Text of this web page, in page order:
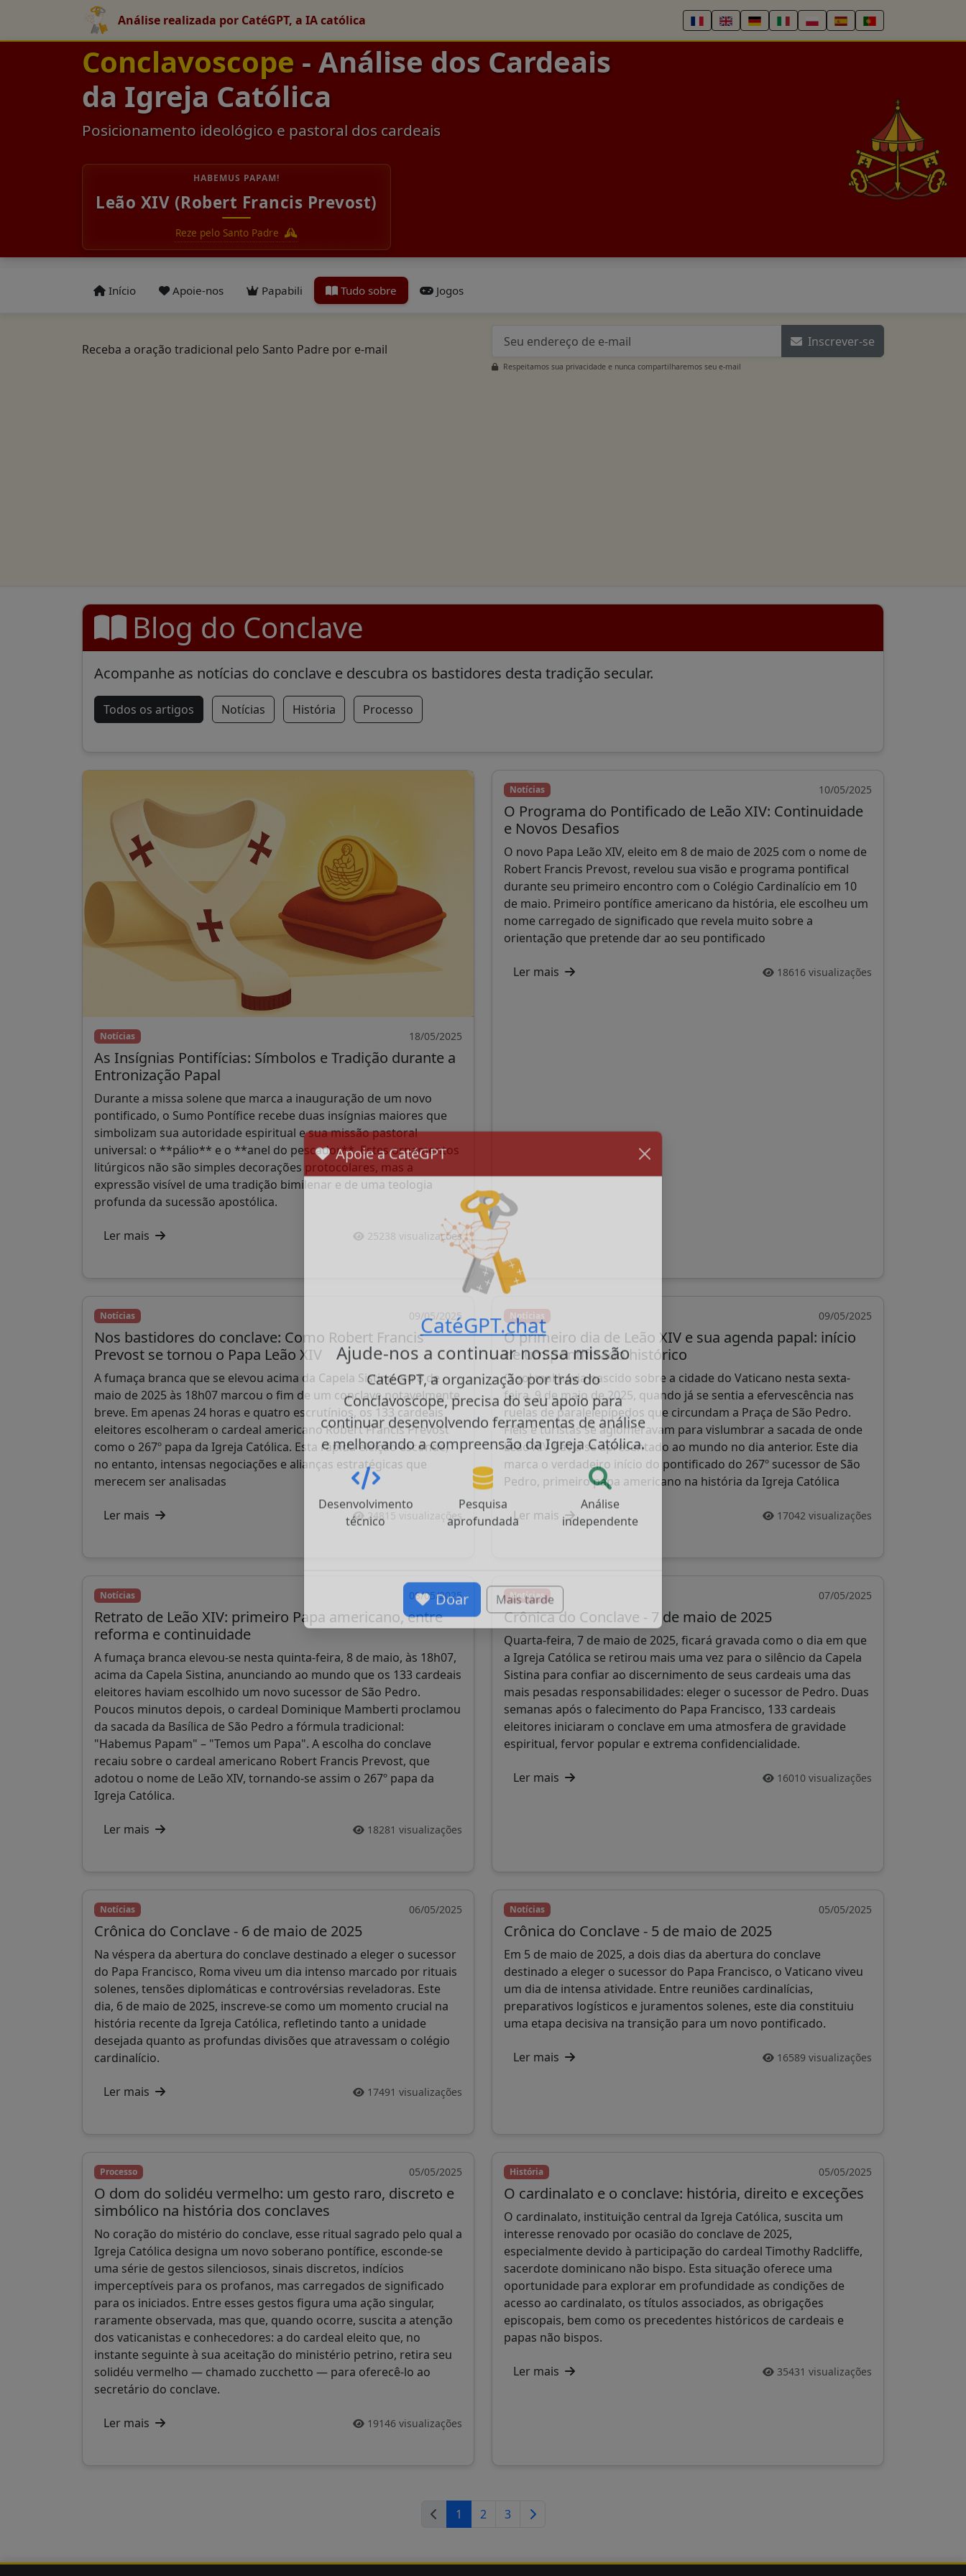
Análise realizada por CatéGPT, a IA católica
Conclavoscope - Análise dos Cardeais
da Igreja Católica
Posicionamento ideológico e pastoral dos cardeais
HABEMUS PAPAM!
Leão XIV (Robert Francis Prevost)
Reze pelo Santo Padre
Início Apoie-nos Papabili Tudo sobre Jogos
Receba a oração tradicional pelo Santo Padre por e-mail Inscrever-se
Respeitamos sua privacidade e nunca compartilharemos seu e-mail
Blog do Conclave
Acompanhe as notícias do conclave e descubra os bastidores desta tradição secular.
Todos os artigos Notícias História Processo
Notícias 18/05/2025
As Insígnias Pontifícias: Símbolos e Tradição durante a
Entronização Papal
Durante a missa solene que marca a inauguração de um novo
pontificado, o Sumo Pontífice recebe duas insígnias maiores que
simbolizam sua autoridade espiritual e sua missão pastoral
universal: o **pálio** e o **anel do pescador**. Estes ornamentos
litúrgicos não são simples decorações protocolares, mas a
expressão visível de uma tradição bimilenar e de uma teologia
profunda da sucessão apostólica.
Ler mais 25238 visualizações
Notícias 10/05/2025
O Programa do Pontificado de Leão XIV: Continuidade
e Novos Desafios
O novo Papa Leão XIV, eleito em 8 de maio de 2025 com o nome de
Robert Francis Prevost, revelou sua visão e programa pontifical
durante seu primeiro encontro com o Colégio Cardinalício em 10
de maio. Primeiro pontífice americano da história, ele escolheu um
nome carregado de significado que revela muito sobre a
orientação que pretende dar ao seu pontificado
Ler mais 18616 visualizações
Notícias 09/05/2025
Nos bastidores do conclave: Como Robert Francis
Prevost se tornou o Papa Leão XIV
A fumaça branca que se elevou acima da Capela Sistina em 8 de
maio de 2025 às 18h07 marcou o fim de um conclave notavelmente
breve. Em apenas 24 horas e quatro escrutínios, os 133 cardeais
eleitores escolheram o cardeal americano Robert Francis Prevost
como o 267º papa da Igreja Católica. Esta rápida eleição esconde,
no entanto, intensas negociações e alianças estratégicas que
merecem ser analisadas
Ler mais 24815 visualizações
Notícias 09/05/2025
O primeiro dia de Leão XIV e sua agenda papal: início
de um pontificado histórico
O sol mal havia nascido sobre a cidade do Vaticano nesta sexta-
feira, 9 de maio de 2025, quando já se sentia a efervescência nas
ruelas de paralelepípedos que circundam a Praça de São Pedro.
Fiéis e turistas se aglomeravam para vislumbrar a sacada de onde
Leão XIV havia se apresentado ao mundo no dia anterior. Este dia
marca o verdadeiro início do pontificado do 267º sucessor de São
Pedro, primeiro papa americano na história da Igreja Católica
Ler mais 17042 visualizações
Notícias 08/05/2025
Retrato de Leão XIV: primeiro Papa americano, entre
reforma e continuidade
A fumaça branca elevou-se nesta quinta-feira, 8 de maio, às 18h07,
acima da Capela Sistina, anunciando ao mundo que os 133 cardeais
eleitores haviam escolhido um novo sucessor de São Pedro.
Poucos minutos depois, o cardeal Dominique Mamberti proclamou
da sacada da Basílica de São Pedro a fórmula tradicional:
"Habemus Papam" – "Temos um Papa". A escolha do conclave
recaiu sobre o cardeal americano Robert Francis Prevost, que
adotou o nome de Leão XIV, tornando-se assim o 267º papa da
Igreja Católica.
Ler mais 18281 visualizações
Notícias 07/05/2025
Crônica do Conclave - 7 de maio de 2025
Quarta-feira, 7 de maio de 2025, ficará gravada como o dia em que
a Igreja Católica se retirou mais uma vez para o silêncio da Capela
Sistina para confiar ao discernimento de seus cardeais uma das
mais pesadas responsabilidades: eleger o sucessor de Pedro. Duas
semanas após o falecimento do Papa Francisco, 133 cardeais
eleitores iniciaram o conclave em uma atmosfera de gravidade
espiritual, fervor popular e extrema confidencialidade.
Ler mais 16010 visualizações
Notícias 06/05/2025
Crônica do Conclave - 6 de maio de 2025
Na véspera da abertura do conclave destinado a eleger o sucessor
do Papa Francisco, Roma viveu um dia intenso marcado por rituais
solenes, tensões diplomáticas e controvérsias reveladoras. Este
dia, 6 de maio de 2025, inscreve-se como um momento crucial na
história recente da Igreja Católica, refletindo tanto a unidade
desejada quanto as profundas divisões que atravessam o colégio
cardinalício.
Ler mais 17491 visualizações
Notícias 05/05/2025
Crônica do Conclave - 5 de maio de 2025
Em 5 de maio de 2025, a dois dias da abertura do conclave
destinado a eleger o sucessor do Papa Francisco, o Vaticano viveu
um dia de intensa atividade. Entre reuniões cardinalícias,
preparativos logísticos e juramentos solenes, este dia constituiu
uma etapa decisiva na transição para um novo pontificado.
Ler mais 16589 visualizações
Processo 05/05/2025
O dom do solidéu vermelho: um gesto raro, discreto e
simbólico na história dos conclaves
No coração do mistério do conclave, esse ritual sagrado pelo qual a
Igreja Católica designa um novo soberano pontífice, esconde-se
uma série de gestos silenciosos, sinais discretos, indícios
imperceptíveis para os profanos, mas carregados de significado
para os iniciados. Entre esses gestos figura uma ação singular,
raramente observada, mas que, quando ocorre, suscita a atenção
dos vaticanistas e conhecedores: a do cardeal eleito que, no
instante seguinte à sua aceitação do ministério petrino, retira seu
solidéu vermelho — chamado zucchetto — para oferecê-lo ao
secretário do conclave.
Ler mais 19146 visualizações
História 05/05/2025
O cardinalato e o conclave: história, direito e exceções
O cardinalato, instituição central da Igreja Católica, suscita um
interesse renovado por ocasião do conclave de 2025,
especialmente devido à participação do cardeal Timothy Radcliffe,
sacerdote dominicano não bispo. Esta situação oferece uma
oportunidade para explorar em profundidade as condições de
acesso ao cardinalato, os títulos associados, as obrigações
episcopais, bem como os precedentes históricos de cardeais e
papas não bispos.
Ler mais 35431 visualizações
1 2 3
Apoie a CatéGPT
CatéGPT.chat
Ajude-nos a continuar nossa missão
CatéGPT, a organização por trás do
Conclavoscope, precisa do seu apoio para
continuar desenvolvendo ferramentas de análise
e melhorando a compreensão da Igreja Católica.
Desenvolvimento
Pesquisa
Análise
Doar Mais tarde